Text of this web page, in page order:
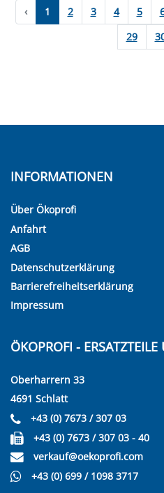
‹ 1 2 3 4 5
29
INFORMATIONEN
Über Ökoprofi
Anfahrt
AGB
Datenschutzerklärung
Barrierefreiheitserklärung
Impressum
ÖKOPROFI -
Oberharrern 33
4691 Schlatt
+43 (0) 7673 / 307 03
+43 (0) 7673 / 307 03 - 40
verkauf@oekoprofi.com
+43 (0) 699 / 1098 3717